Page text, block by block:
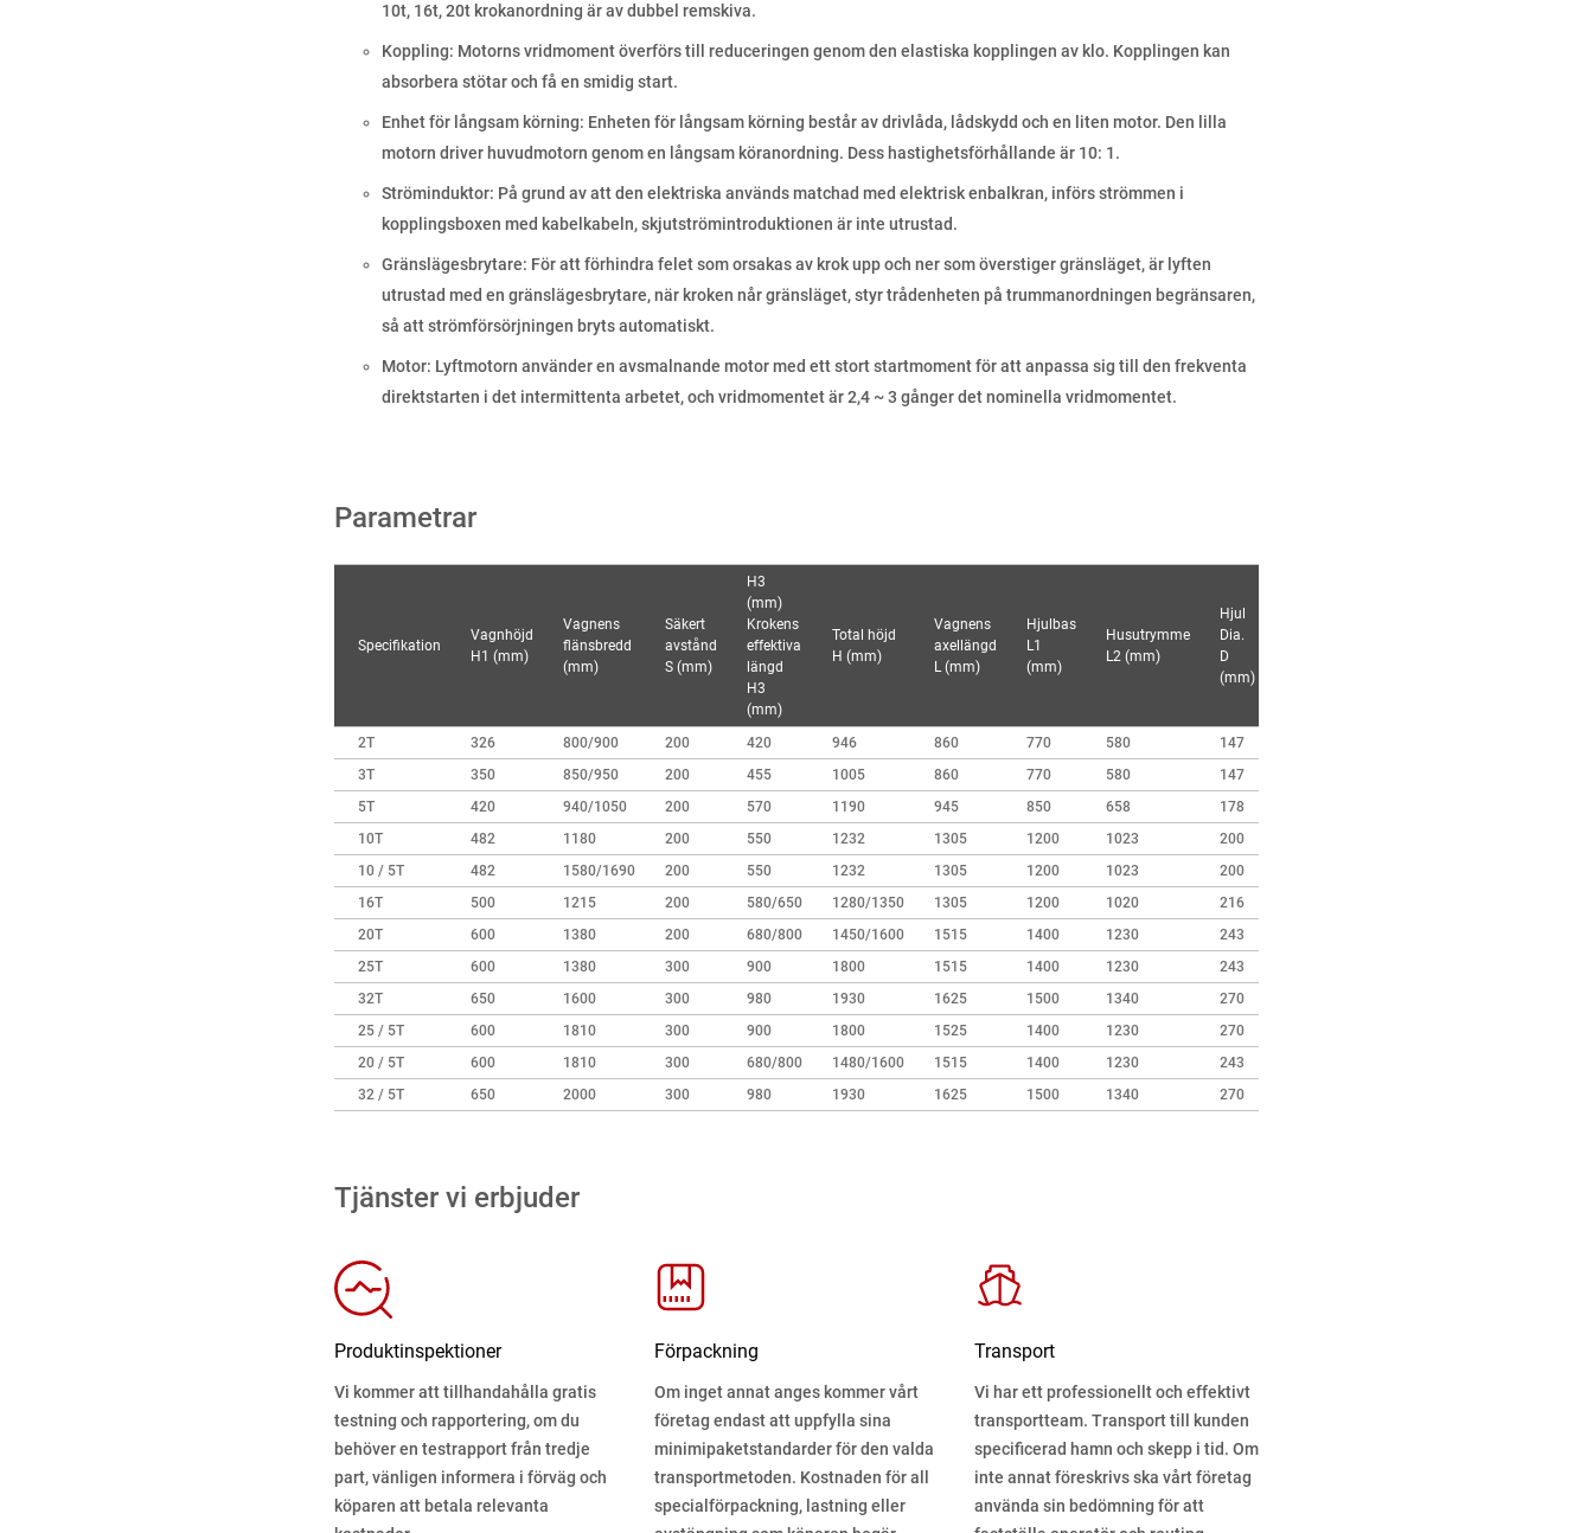
10t, 16t, 20t krokanordning är av dubbel remskiva.
Koppling: Motorns vridmoment överförs till reduceringen genom den elastiska kopplingen av klo. Kopplingen kan
absorbera stötar och få en smidig start.
Enhet för långsam körning: Enheten för långsam körning består av drivlåda, lådskydd och en liten motor. Den lilla
motorn driver huvudmotorn genom en långsam köranordning. Dess hastighetsförhållande är 10: 1.
Ströminduktor: På grund av att den elektriska används matchad med elektrisk enbalkran, införs strömmen i
kopplingsboxen med kabelkabeln, skjutströmintroduktionen är inte utrustad.
Gränslägesbrytare: För att förhindra felet som orsakas av krok upp och ner som överstiger gränsläget, är lyften
utrustad med en gränslägesbrytare, när kroken når gränsläget, styr trådenheten på trummanordningen begränsaren,
så att strömförsörjningen bryts automatiskt.
Motor: Lyftmotorn använder en avsmalnande motor med ett stort startmoment för att anpassa sig till den frekventa
direktstarten i det intermittenta arbetet, och vridmomentet är 2,4 ~ 3 gånger det nominella vridmomentet.
Parametrar
Specifikation
Vagnhöjd
H1 (mm)
Vagnens
flänsbredd
(mm)
Säkert
avstånd
S (mm)
H3
(mm)
Krokens
effektiva
längd
H3
(mm)
Total höjd
H (mm)
Vagnens
axellängd
L (mm)
Hjulbas
L1
(mm)
Husutrymme
L2 (mm)
Hjul
Dia.
D
(mm)
2T 326 800/900 200 420 946 860 770 580 147
3T
350 850/950 200 455 1005 860 770 580 147
5T
420 940/1050 200 570 1190 945 850 658 178
10T
482 1180 200 550 1232 1305 1200 1023 200
10 / 5T
482 1580/1690 200 550 1232 1305 1200 1023 200
16T
500 1215 200 580/650 1280/1350 1305 1200 1020 216
20T
600 1380 200 680/800 1450/1600 1515 1400 1230 243
25T
600 1380 300 900 1800 1515 1400 1230 243
32T
650 1600 300 980 1930 1625 1500 1340 270
25 / 5T
600 1810 300 900 1800 1525 1400 1230 270
20 / 5T
600 1810 300 680/800 1480/1600 1515 1400 1230 243
32 / 5T
650 2000 300 980 1930 1625 1500 1340 270
Tjänster vi erbjuder
Produktinspektioner
Vi kommer att tillhandahålla gratis
testning och rapportering, om du
behöver en testrapport från tredje
part, vänligen informera i förväg och
köparen att betala relevanta
Förpackning
Om inget annat anges kommer vårt
företag endast att uppfylla sina
minimipaketstandarder för den valda
transportmetoden. Kostnaden för all
specialförpackning, lastning eller
Transport
Vi har ett professionellt och effektivt
transportteam. Transport till kunden
specificerad hamn och skepp i tid. Om
inte annat föreskrivs ska vårt företag
använda sin bedömning för att